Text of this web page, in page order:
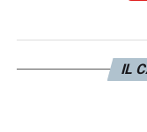
lui a decidere
andare via. IL